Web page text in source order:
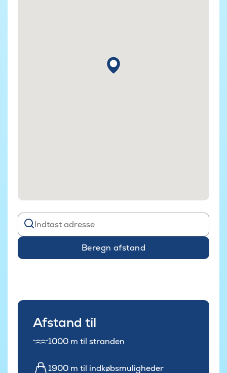
Beregn afstand
Afstand til
1000 m til stranden
1900 m til indkøbsmuligheder